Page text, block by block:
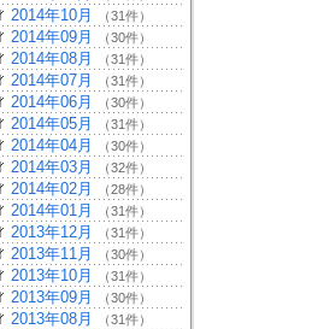
2014年10月 （31件）
2014年09月 （30件）
2014年08月 （31件）
2014年07月 （31件）
2014年06月 （30件）
2014年05月 （31件）
2014年04月 （30件）
2014年03月 （32件）
2014年02月 （28件）
2014年01月 （31件）
2013年12月 （31件）
2013年11月 （30件）
2013年10月 （31件）
2013年09月 （30件）
2013年08月 （31件）